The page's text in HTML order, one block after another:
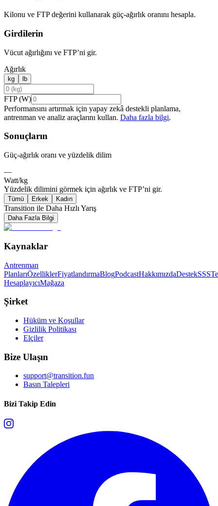
Kilonu ve FTP değerini kullanarak güç-ağırlık oranını hesapla.
Girdilerin
Vücut ağırlığını ve FTP’ni gir.
Ağırlık
kg lb
FTP (W)
Performansını artırmak için yapay zekâ destekli planlama,
antrenman ve analiz araçlarını kullan. Daha fazla bilgi.
Sonuçların
Güç-ağırlık oranı ve yüzdelik dilim
—
Watt/kg
Yüzdelik dilimini görmek için ağırlık ve FTP’ni gir.
Tümü Erkek Kadın
Transition ile Daha Hızlı Yarış
Daha Fazla Bilgi
Kaynaklar
Antrenman
PlanlarıÖzelliklerFiyatlandırmaBlogPodcastHakkımızdaDestekSSS
HesaplayıcıMağaza
Şirket
Hüküm ve Koşullar
Gizlilik Politikası
Elçiler
Bize Ulaşın
support@transition.fun
Basın Talepleri
Bizi Takip Edin